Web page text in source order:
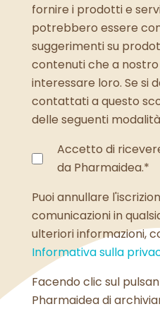
fornire i prodotti e
potrebbero essere
suggerimenti su
contenuti che a
interessare loro. Se si
contattati a questo
delle seguenti
Accetto di
da Pharmaidea.*
Puoi annullare
comunicazioni in
ulteriori informazioni,
Informativa sulla
Facendo clic sul
Pharmaidea di